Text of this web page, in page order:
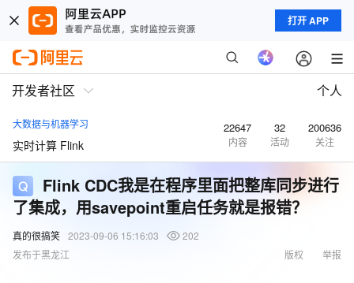
打开 APP
开发者社区 个人
大数据与机器学习
实时计算 Flink
22647
内容
32
活动
200636
关注
Flink CDC我是在程序里面把整库同步进行
了集成，用savepoint重启任务就是报错？
真的很搞笑 2023-09-06 15:16:03
202
发布于黑龙江
举报
版权